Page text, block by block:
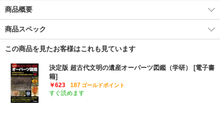
商品概要
商品スペック
この商品を見たお客様はこれも見ています
決定版 超古代文明の遺産オーパーツ図鑑（学研） [電子書
籍]
￥623 187 ゴールドポイント
すぐ読めます